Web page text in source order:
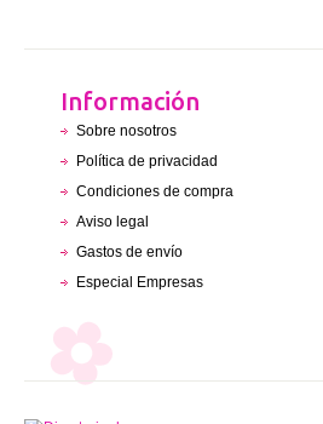
Información
Sobre nosotros
Política de privacidad
Condiciones de compra
Aviso legal
Gastos de envío
Especial Empresas